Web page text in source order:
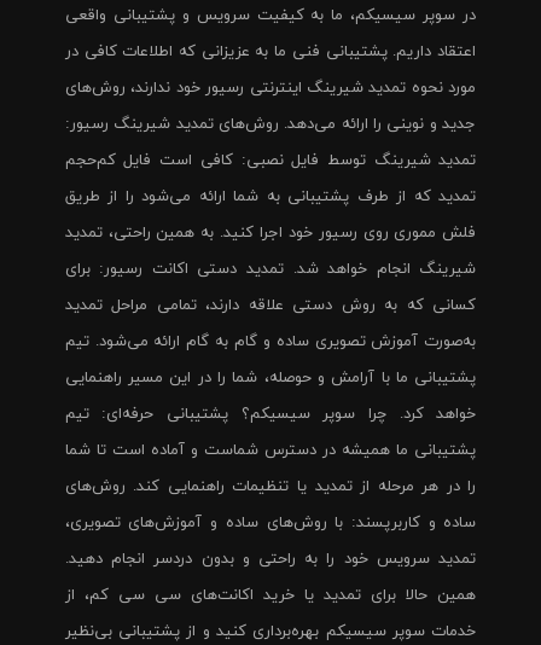
در سوپر سیسیکم، ما به کیفیت سرویس و پشتیبانی واقعی
اعتقاد داریم. پشتیبانی فنی ما به عزیزانی که اطلاعات کافی در
مورد نحوه تمدید شیرینگ اینترنتی رسیور خود ندارند، روش‌های
جدید و نوینی را ارائه می‌دهد. روش‌های تمدید شیرینگ رسیور:
تمدید شیرینگ توسط فایل نصبی: کافی است فایل کم‌حجم
تمدید که از طرف پشتیبانی به شما ارائه می‌شود را از طریق
فلش مموری روی رسیور خود اجرا کنید. به همین راحتی، تمدید
شیرینگ انجام خواهد شد. تمدید دستی اکانت رسیور: برای
کسانی که به روش دستی علاقه دارند، تمامی مراحل تمدید
به‌صورت آموزش تصویری ساده و گام به گام ارائه می‌شود. تیم
پشتیبانی ما با آرامش و حوصله، شما را در این مسیر راهنمایی
خواهد کرد. چرا سوپر سیسیکم؟ پشتیبانی حرفه‌ای: تیم
پشتیبانی ما همیشه در دسترس شماست و آماده است تا شما
را در هر مرحله از تمدید یا تنظیمات راهنمایی کند. روش‌های
ساده و کاربرپسند: با روش‌های ساده و آموزش‌های تصویری،
تمدید سرویس خود را به راحتی و بدون دردسر انجام دهید.
همین حالا برای تمدید یا خرید اکانت‌های سی سی کم، از
خدمات سوپر سیسیکم بهره‌برداری کنید و از پشتیبانی بی‌نظیر